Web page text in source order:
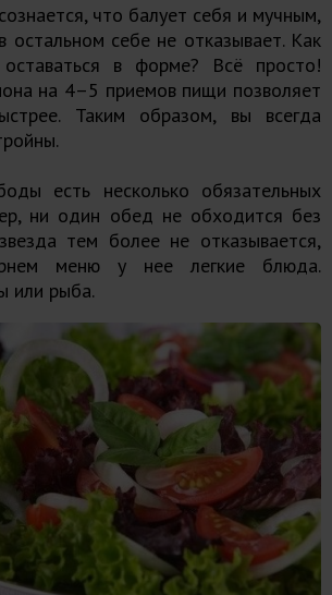
что балует себя и мучным,
остальном себе не отказывает. Как
в форме? Всё просто!
на 4–5 приемов пищи позволяет
Таким образом, вы всегда
есть несколько обязательных
ни один обед не обходится без
тем более не отказывается,
меню у нее легкие блюда.
или рыба.